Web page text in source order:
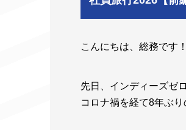
こんにちは、総務です！
先日、インディーズゼ
コロナ禍を経て8年ぶ